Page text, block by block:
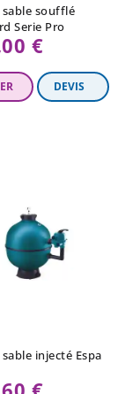
sable soufflé
Serie Pro
€
injecté Espa